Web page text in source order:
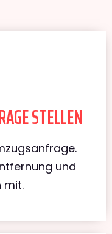
STELLEN
und
mit.